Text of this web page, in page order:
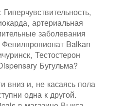
артериальная
заболевания
Balkan
Тестостерон
Бугульма?
вниз и, не касаясь пола
одна к другой.